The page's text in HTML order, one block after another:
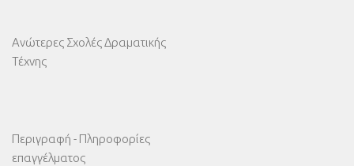
Ανώτερες Σχολές Δραματικής
Τέχνης
Περιγραφή - Πληροφορίες
επαγγέλματος